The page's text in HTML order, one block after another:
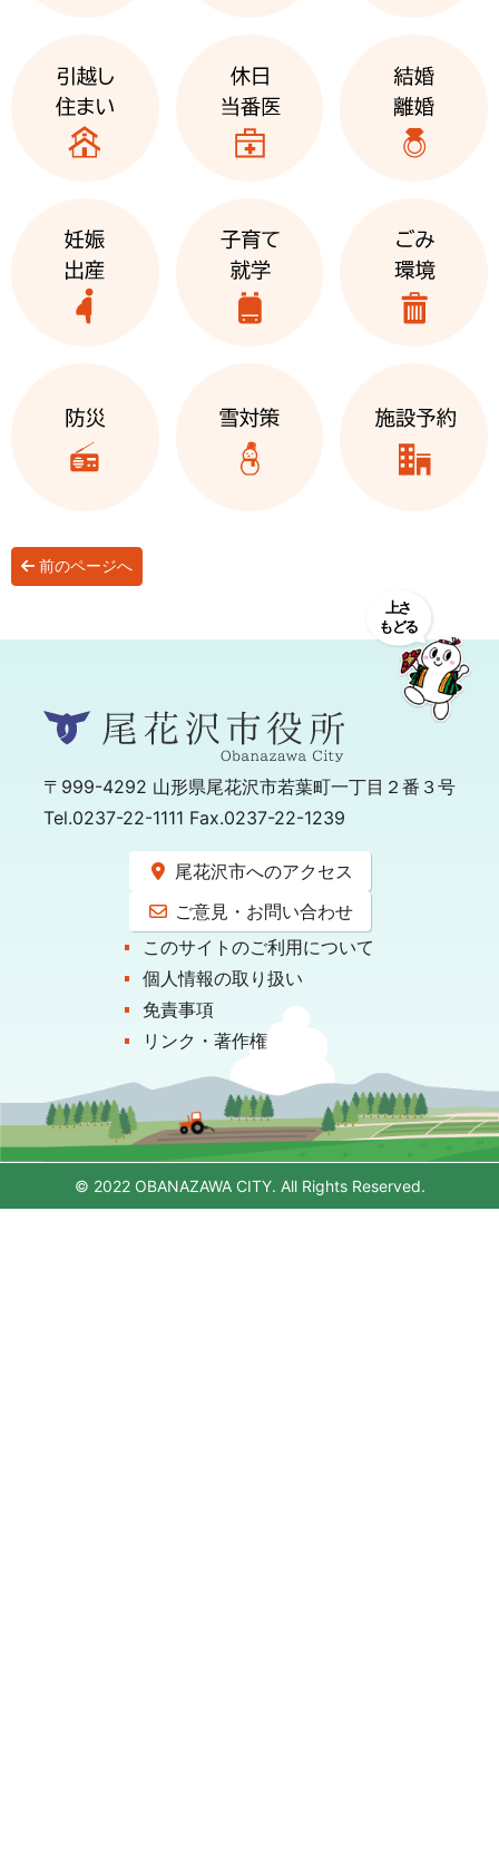
前のページへ
〒999-4292 山形県尾花沢市若葉町一丁目２番３号
Tel.0237-22-1111 Fax.0237-22-1239
尾花沢市へのアクセス
ご意見・お問い合わせ
このサイトのご利用について
個人情報の取り扱い
免責事項
リンク・著作権
© 2022 OBANAZAWA CITY. All Rights Reserved.